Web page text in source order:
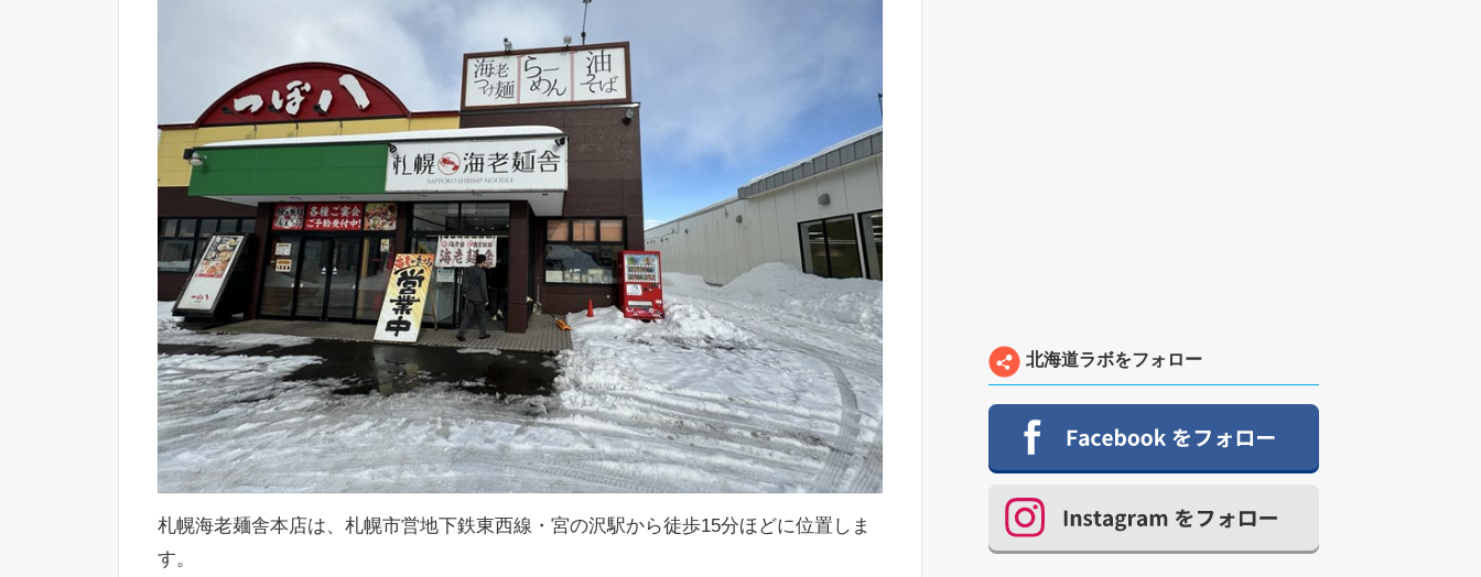
札幌海老麺舎本店は、札幌市営地下鉄東西線・宮の沢駅から徒歩15分ほどに位置しま
す。
北海道ラボをフォロー